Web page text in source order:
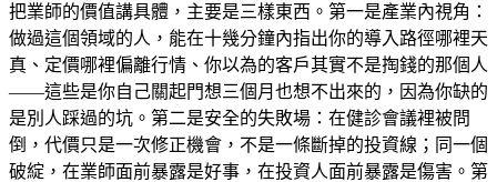
把業師的價值講具體，主要是三樣東西。第一是產業內視角：
做過這個領域的人，能在十幾分鐘內指出你的導入路徑哪裡天
真、定價哪裡偏離行情、你以為的客戶其實不是掏錢的那個人
——這些是你自己關起門想三個月也想不出來的，因為你缺的
是別人踩過的坑。第二是安全的失敗場：在健診會議裡被問
倒，代價只是一次修正機會，不是一條斷掉的投資線；同一個
破綻，在業師面前暴露是好事，在投資人面前暴露是傷害。第